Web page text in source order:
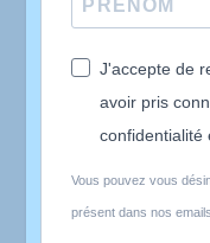
J'accepte de
avoir pris
confidentialité
Vous pouvez vous
présent dans nos